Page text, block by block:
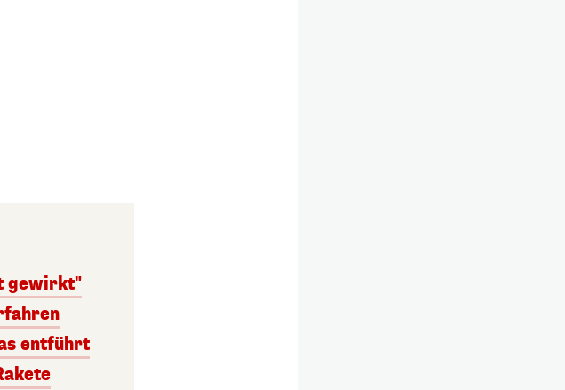
gewirkt"
entführt